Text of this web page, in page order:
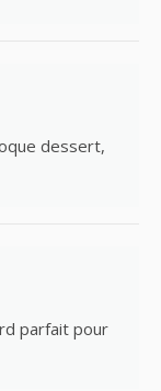
dessert,
parfait pour